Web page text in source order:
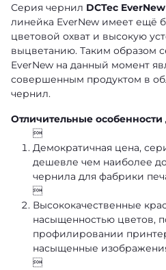
Серия чернил DCTec
линейка EverNew имеет ещё
цветовой охват и высокую
выцветанию. Таким образом
EverNew на данный момент
совершенным продуктом в
чернил.
Отличительные

Демократичная цена,
дешевле чем наиболее
чернила для фабрики

Высококачественные
насыщенностью цветов,
профилировании
насыщенные
